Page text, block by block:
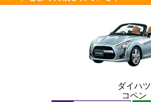
ダイハツ
コペン